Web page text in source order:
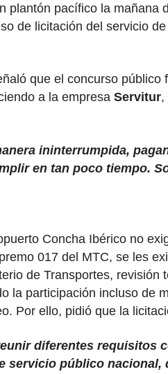
plantón pacífico la
de licitación del servicio
que el concurso
a la empresa Servitur,
ininterrumpida,
en tan poco tiempo.
Concha Ibérico no
017 del MTC, se les
de Transportes,
la participación incluso de
Por ello, pidió que la
diferentes requisitos
servicio público